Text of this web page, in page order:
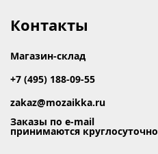
Контакты
Магазин-склад
+7 (495) 188-09-55
zakaz@mozaikka.ru
Заказы по e-mail
принимаются круглосуточно